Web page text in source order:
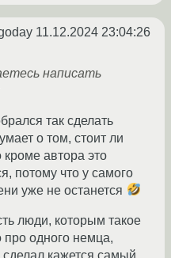
11.12.2024 23:04:26
написать
так сделать
о том, стоит ли
кроме автора это
потому что у самого
уже не останется
люди, которым такое
про одного немца,
кажется самый